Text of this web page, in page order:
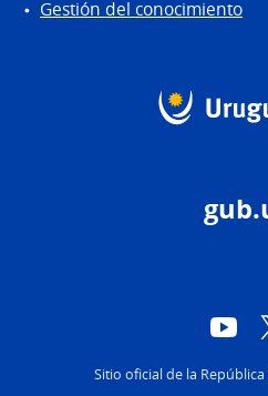
Gestión del conocimiento
Sitio oficial de la